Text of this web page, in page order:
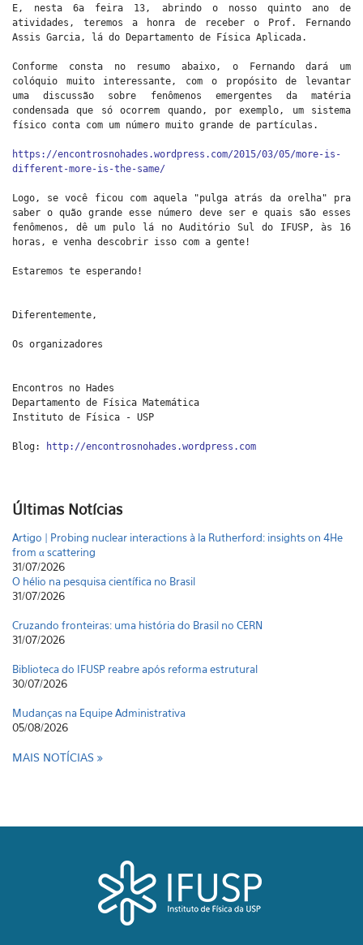
E, nesta 6a feira 13, abrindo o nosso quinto ano de
atividades, teremos a honra de receber o Prof. Fernando
Assis Garcia, lá do Departamento de Física Aplicada.
Conforme consta no resumo abaixo, o Fernando dará um
colóquio muito interessante, com o propósito de levantar
uma discussão sobre fenômenos emergentes da matéria
condensada que só ocorrem quando, por exemplo, um sistema
físico conta com um número muito grande de partículas.
https://encontrosnohades.wordpress.com/2015/03/05/more-is-
different-more-is-the-same/
Logo, se você ficou com aquela "pulga atrás da orelha" pra
saber o quão grande esse número deve ser e quais são esses
fenômenos, dê um pulo lá no Auditório Sul do IFUSP, às 16
horas, e venha descobrir isso com a gente!
Estaremos te esperando!
Diferentemente,
Os organizadores
Encontros no Hades
Departamento de Física Matemática
Instituto de Física - USP
Blog: http://encontrosnohades.wordpress.com
Últimas Notícias
Artigo | Probing nuclear interactions à la Rutherford: insights on 4He
from α scattering
31/07/2026
O hélio na pesquisa científica no Brasil
31/07/2026
Cruzando fronteiras: uma história do Brasil no CERN
31/07/2026
Biblioteca do IFUSP reabre após reforma estrutural
30/07/2026
Mudanças na Equipe Administrativa
05/08/2026
MAIS NOTÍCIAS